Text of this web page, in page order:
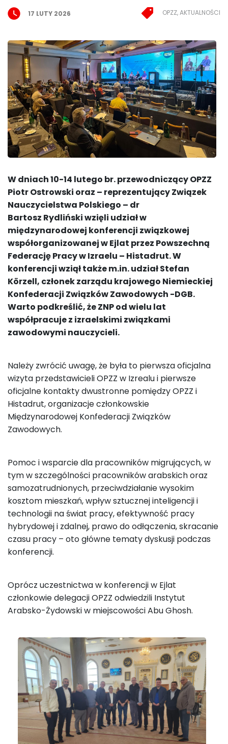
17 LUTY 2026 OPZZ, AKTUALNOŚCI
W dniach 10-14 lutego br. przewodniczący OPZZ
Piotr Ostrowski oraz – reprezentujący Związek
Nauczycielstwa Polskiego – dr
Bartosz Rydliński wzięli udział w
międzynarodowej konferencji związkowej
współorganizowanej w Ejlat przez Powszechną
Federację Pracy w Izraelu – Histadrut. W
konferencji wziął także m.in. udział Stefan
Körzell, członek zarządu krajowego Niemieckiej
Konfederacji Związków Zawodowych -DGB.
Warto podkreślić, że ZNP od wielu lat
współpracuje z izraelskimi związkami
zawodowymi nauczycieli.
Należy zwrócić uwagę, że była to pierwsza oficjalna
wizyta przedstawicieli OPZZ w Izrealu i pierwsze
oficjalne kontakty dwustronne pomiędzy OPZZ i
Histadrut, organizacje członkowskie
Międzynarodowej Konfederacji Związków
Zawodowych.
Pomoc i wsparcie dla pracowników migrujących, w
tym w szczególności pracowników arabskich oraz
samozatrudnionych, przeciwdziałanie wysokim
kosztom mieszkań, wpływ sztucznej inteligencji i
technologii na świat pracy, efektywność pracy
hybrydowej i zdalnej, prawo do odłączenia, skracanie
czasu pracy – oto główne tematy dyskusji podczas
konferencji.
Oprócz uczestnictwa w konferencji w Ejlat
członkowie delegacji OPZZ odwiedzili Instytut
Arabsko-Żydowski w miejscowości Abu Ghosh.